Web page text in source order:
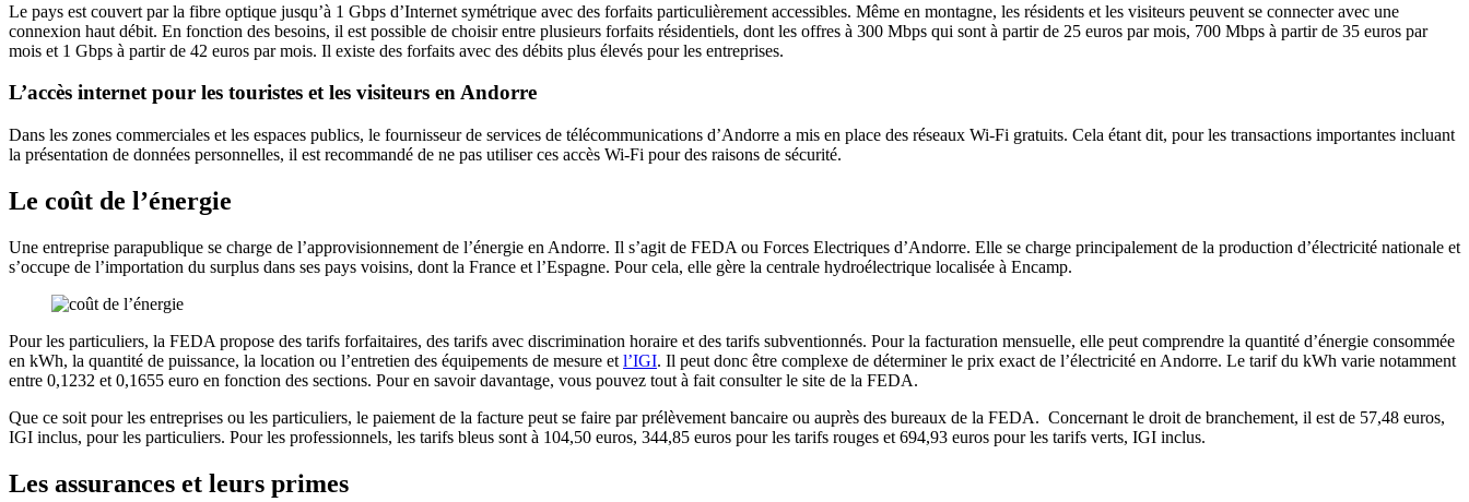
Le pays est couvert par la fibre optique jusqu’à 1 Gbps d’Internet symétrique avec des forfaits particulièrement accessibles. Même en montagne, les résidents et les visiteurs peuvent se connecter avec une
connexion haut débit. En fonction des besoins, il est possible de choisir entre plusieurs forfaits résidentiels, dont les offres à 300 Mbps qui sont à partir de 25 euros par mois, 700 Mbps à partir de 35 euros par
mois et 1 Gbps à partir de 42 euros par mois. Il existe des forfaits avec des débits plus élevés pour les entreprises.
L’accès internet pour les touristes et les visiteurs en Andorre
Dans les zones commerciales et les espaces publics, le fournisseur de services de télécommunications d’Andorre a mis en place des réseaux Wi-Fi gratuits. Cela étant dit, pour les transactions importantes incluant
la présentation de données personnelles, il est recommandé de ne pas utiliser ces accès Wi-Fi pour des raisons de sécurité.
Le coût de l’énergie
Une entreprise parapublique se charge de l’approvisionnement de l’énergie en Andorre. Il s’agit de FEDA ou Forces Electriques d’Andorre. Elle se charge principalement de la production d’électricité nationale et
s’occupe de l’importation du surplus dans ses pays voisins, dont la France et l’Espagne. Pour cela, elle gère la centrale hydroélectrique localisée à Encamp.
Pour les particuliers, la FEDA propose des tarifs forfaitaires, des tarifs avec discrimination horaire et des tarifs subventionnés. Pour la facturation mensuelle, elle peut comprendre la quantité d’énergie consommée
en kWh, la quantité de puissance, la location ou l’entretien des équipements de mesure et l’IGI. Il peut donc être complexe de déterminer le prix exact de l’électricité en Andorre. Le tarif du kWh varie notamment
entre 0,1232 et 0,1655 euro en fonction des sections. Pour en savoir davantage, vous pouvez tout à fait consulter le site de la FEDA.
Que ce soit pour les entreprises ou les particuliers, le paiement de la facture peut se faire par prélèvement bancaire ou auprès des bureaux de la FEDA. Concernant le droit de branchement, il est de 57,48 euros,
IGI inclus, pour les particuliers. Pour les professionnels, les tarifs bleus sont à 104,50 euros, 344,85 euros pour les tarifs rouges et 694,93 euros pour les tarifs verts, IGI inclus.
Les assurances et leurs primes